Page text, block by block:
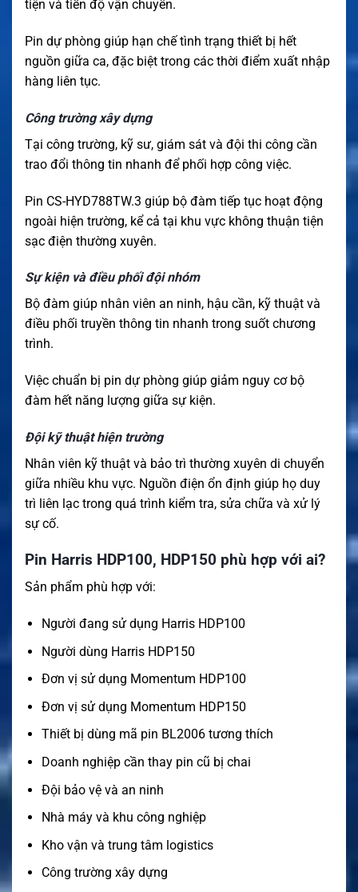
tiện và tiến độ vận chuyển.
Pin dự phòng giúp hạn chế tình trạng thiết bị hết
nguồn giữa ca, đặc biệt trong các thời điểm xuất nhập
hàng liên tục.
Công trường xây dựng
Tại công trường, kỹ sư, giám sát và đội thi công cần
trao đổi thông tin nhanh để phối hợp công việc.
Pin CS-HYD788TW.3 giúp bộ đàm tiếp tục hoạt động
ngoài hiện trường, kể cả tại khu vực không thuận tiện
sạc điện thường xuyên.
Sự kiện và điều phối đội nhóm
Bộ đàm giúp nhân viên an ninh, hậu cần, kỹ thuật và
điều phối truyền thông tin nhanh trong suốt chương
trình.
Việc chuẩn bị pin dự phòng giúp giảm nguy cơ bộ
đàm hết năng lượng giữa sự kiện.
Đội kỹ thuật hiện trường
Nhân viên kỹ thuật và bảo trì thường xuyên di chuyển
giữa nhiều khu vực. Nguồn điện ổn định giúp họ duy
trì liên lạc trong quá trình kiểm tra, sửa chữa và xử lý
sự cố.
Pin Harris HDP100, HDP150 phù hợp với ai?
Sản phẩm phù hợp với:
Người đang sử dụng Harris HDP100
Người dùng Harris HDP150
Đơn vị sử dụng Momentum HDP100
Đơn vị sử dụng Momentum HDP150
Thiết bị dùng mã pin BL2006 tương thích
Doanh nghiệp cần thay pin cũ bị chai
Đội bảo vệ và an ninh
Nhà máy và khu công nghiệp
Kho vận và trung tâm logistics
Công trường xây dựng